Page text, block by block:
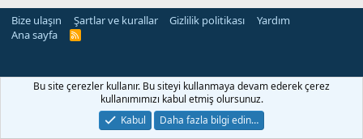
Bize ulaşın Şartlar ve kurallar Gizlilik politikası
Yardım
Ana sayfa
R
Bu site çerezler kullanır. Bu siteyi kullanmaya devam ederek çerez
kullanımımızı kabul etmiş olursunuz.
Kabul
Daha fazla bilgi edin…